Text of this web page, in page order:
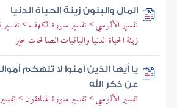
المال والبنون زينة الحياة الدنيا
تفسير الألوسي > تفسير سورة الكهف > تفسير
زينة الحياة الدنيا والباقيات الصالحات خير
يا أيها الذين آمنوا لا تلهكم
عن ذكر الله
تفسير الألوسي > تفسير سورة المنافقون > تفسير